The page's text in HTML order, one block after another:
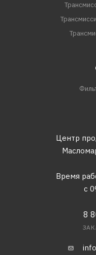
Центр
Время
с
8